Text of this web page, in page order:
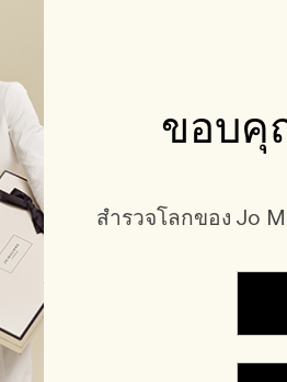
ขอบคุ
สำรวจโลกของ Jo